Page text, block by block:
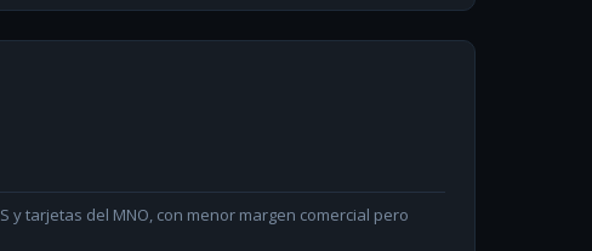
y tarjetas del MNO, con menor margen comercial pero